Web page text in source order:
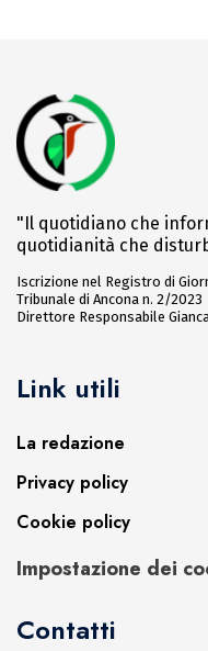
"Il quotidiano che
quotidianità che
Iscrizione nel Registro di
Tribunale di Ancona n. 2/2023
Direttore Responsabile
Link utili
La redazione
Privacy policy
Cookie policy
Impostazione dei
Contatti